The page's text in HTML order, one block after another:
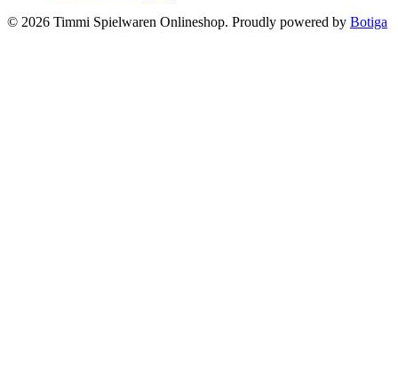
© 2026 Timmi Spielwaren Onlineshop. Proudly powered by Botiga